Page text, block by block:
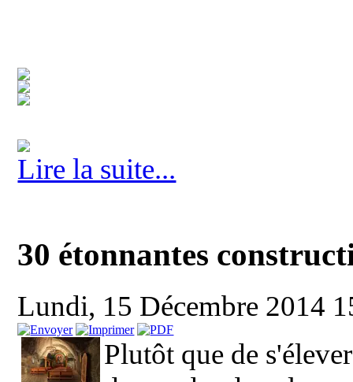
Lire la suite...
30 étonnantes
Lundi, 15 Décembre 2014
Plutôt que de